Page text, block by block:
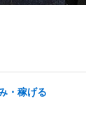
・稼げる